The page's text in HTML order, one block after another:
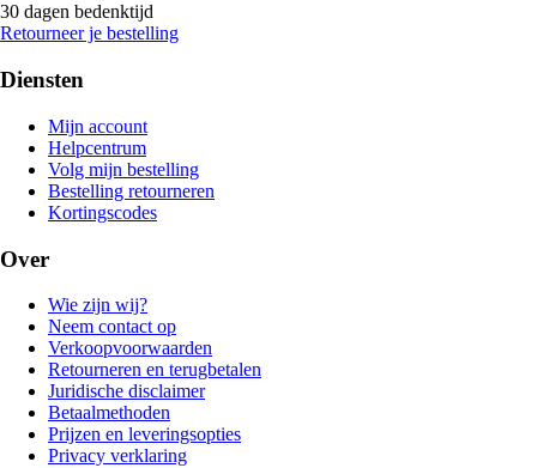
30 dagen bedenktijd
Retourneer je bestelling
Diensten
Mijn account
Helpcentrum
Volg mijn bestelling
Bestelling retourneren
Kortingscodes
Over
Wie zijn wij?
Neem contact op
Verkoopvoorwaarden
Retourneren en terugbetalen
Juridische disclaimer
Betaalmethoden
Prijzen en leveringsopties
Privacy verklaring